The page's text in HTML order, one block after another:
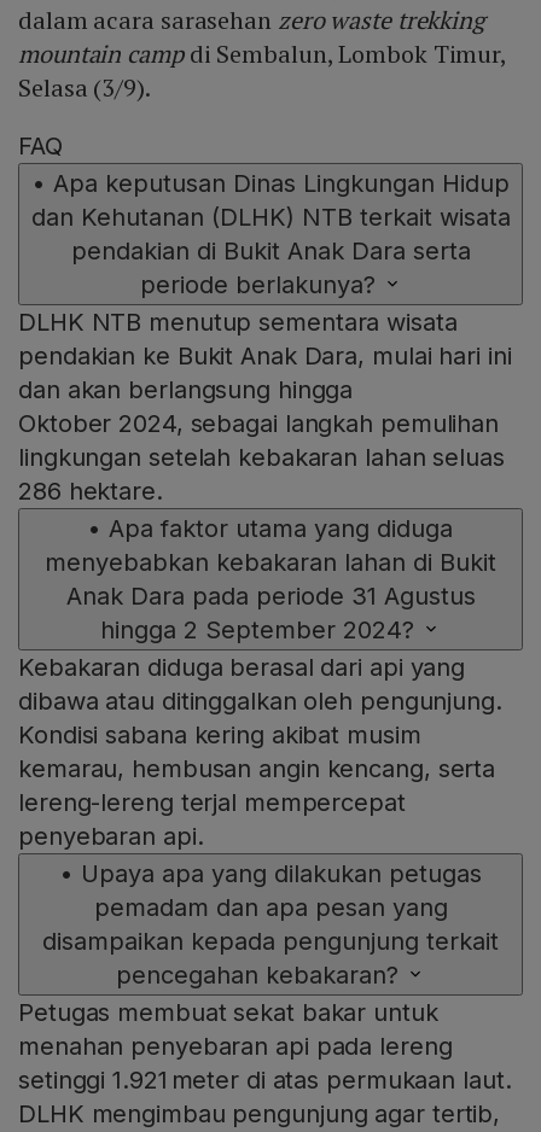
dalam acara sarasehan zero waste trekking
mountain campdi Sembalun, Lombok Timur,
Selasa (3/9).
FAQ
• Apa keputusan Dinas Lingkungan Hidup
dan Kehutanan (DLHK) NTB terkait wisata
pendakian di Bukit Anak Dara serta
periode berlakunya?
DLHK NTB menutup sementara wisata
pendakian ke Bukit Anak Dara, mulai hari ini
dan akan berlangsung hingga
Oktober 2024, sebagai langkah pemulihan
lingkungan setelah kebakaran lahan seluas
286 hektare.
• Apa faktor utama yang diduga
menyebabkan kebakaran lahan di Bukit
Anak Dara pada periode 31 Agustus
hingga 2 September 2024?
Kebakaran diduga berasal dari api yang
dibawa atau ditinggalkan oleh pengunjung.
Kondisi sabana kering akibat musim
kemarau, hembusan angin kencang, serta
lereng-lereng terjal mempercepat
penyebaran api.
• Upaya apa yang dilakukan petugas
pemadam dan apa pesan yang
disampaikan kepada pengunjung terkait
pencegahan kebakaran?
Petugas membuat sekat bakar untuk
menahan penyebaran api pada lereng
setinggi 1.921 meter di atas permukaan laut.
DLHK mengimbau pengunjung agar tertib,